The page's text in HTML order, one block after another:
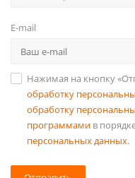
E-mail
Нажимая на кнопку
обработку
обработку
программами в
персональных данных.